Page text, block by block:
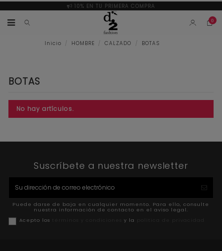
10% EN TU PRIMERA COMPRA
0
Inicio HOMBRE CALZADO BOTAS
BOTAS
No hay artículos.
Suscríbete a nuestra newsletter
Puede darse de baja en cualquier momento. Para ello, consulte
nuestra información de contacto en el aviso legal.
Acepto los
y la